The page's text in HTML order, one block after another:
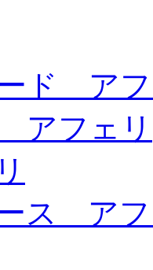
ド ア
アフェリ
ス ア